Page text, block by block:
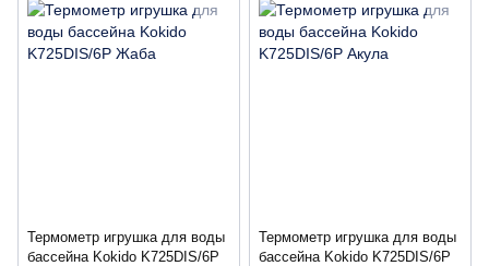
Термометр игрушка для воды
бассейна Kokido K725DIS/6P
Термометр игрушка для воды
бассейна Kokido K725DIS/6P